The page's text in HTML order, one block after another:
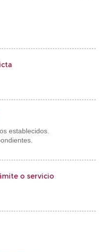
establecidos.
o servicio